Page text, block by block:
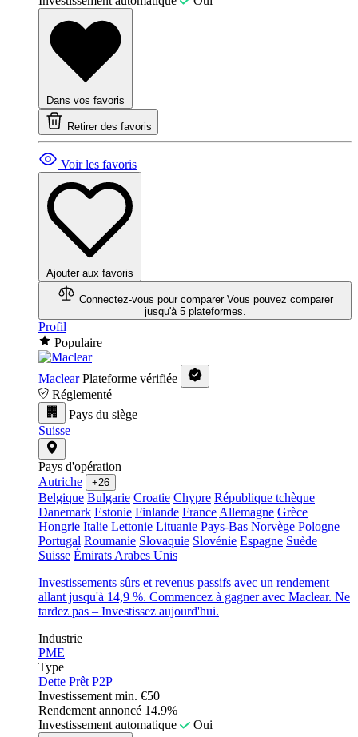
Dans vos favoris
Retirer des favoris
Voir les favoris
Ajouter aux favoris
Connectez-vous pour comparer Vous pouvez comparer
jusqu'à 5 plateformes.
Profil
Populaire
Maclear Plateforme vérifiée
Réglementé
Pays du siège
Suisse
Pays d'opération
Autriche
+26
Belgique Bulgarie Croatie Chypre République tchèque
Danemark Estonie Finlande France Allemagne Grèce
Hongrie Italie Lettonie Lituanie Pays-Bas Norvège Pologne
Portugal Roumanie Slovaquie Slovénie Espagne Suède
Suisse Émirats Arabes Unis
Investissements sûrs et revenus passifs avec un rendement
allant jusqu'à 14,9 %. Commencez à gagner avec Maclear. Ne
tardez pas – Investissez aujourd'hui.
Industrie
PME
Type
Dette Prêt P2P
Investissement min. €50
Rendement annoncé 14.9%
Investissement automatique
Oui